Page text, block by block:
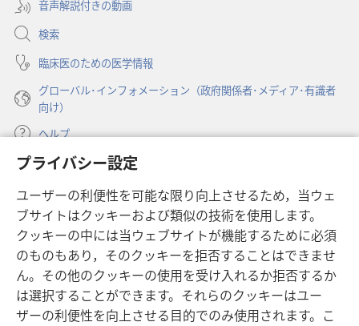
プライバシー設定
ユーザーの利便性を可能な限り向上させるため，当ウェ
ブサイトはクッキーおよび類似の技術を使用します。
クッキーの中には当ウェブサイトが機能するために必須
のものもあり，そのクッキーを拒否することはできませ
ん。その他のクッキーの使用を受け入れるか拒否するか
は選択することができます。それらのクッキーはユー
ザーの利便性を向上させる目的でのみ使用されます。こ
く）
で
開
く）
音声解説付きの動画
検索
臨床医のための医学情報
グローバル･インフォメーション（政府関係者･メディア･有識者
向け）
ヘルプ
寄付
し
い
タ
ブ
で
開
く）
ものみの塔 オンライン・ライブラリー
（新
し
い
タ
ブ
で
JW Hub ®
（新
し
い
タ
JW Library
®